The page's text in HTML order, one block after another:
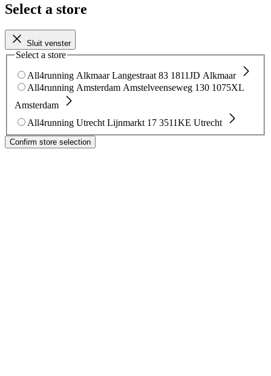
Select a store
Sluit venster
Select a store
All4running Alkmaar Langestraat 83 1811JD Alkmaar
All4running Amsterdam Amstelveenseweg 130 1075XL
Amsterdam
All4running Utrecht Lijnmarkt 17 3511KE Utrecht
Confirm store selection